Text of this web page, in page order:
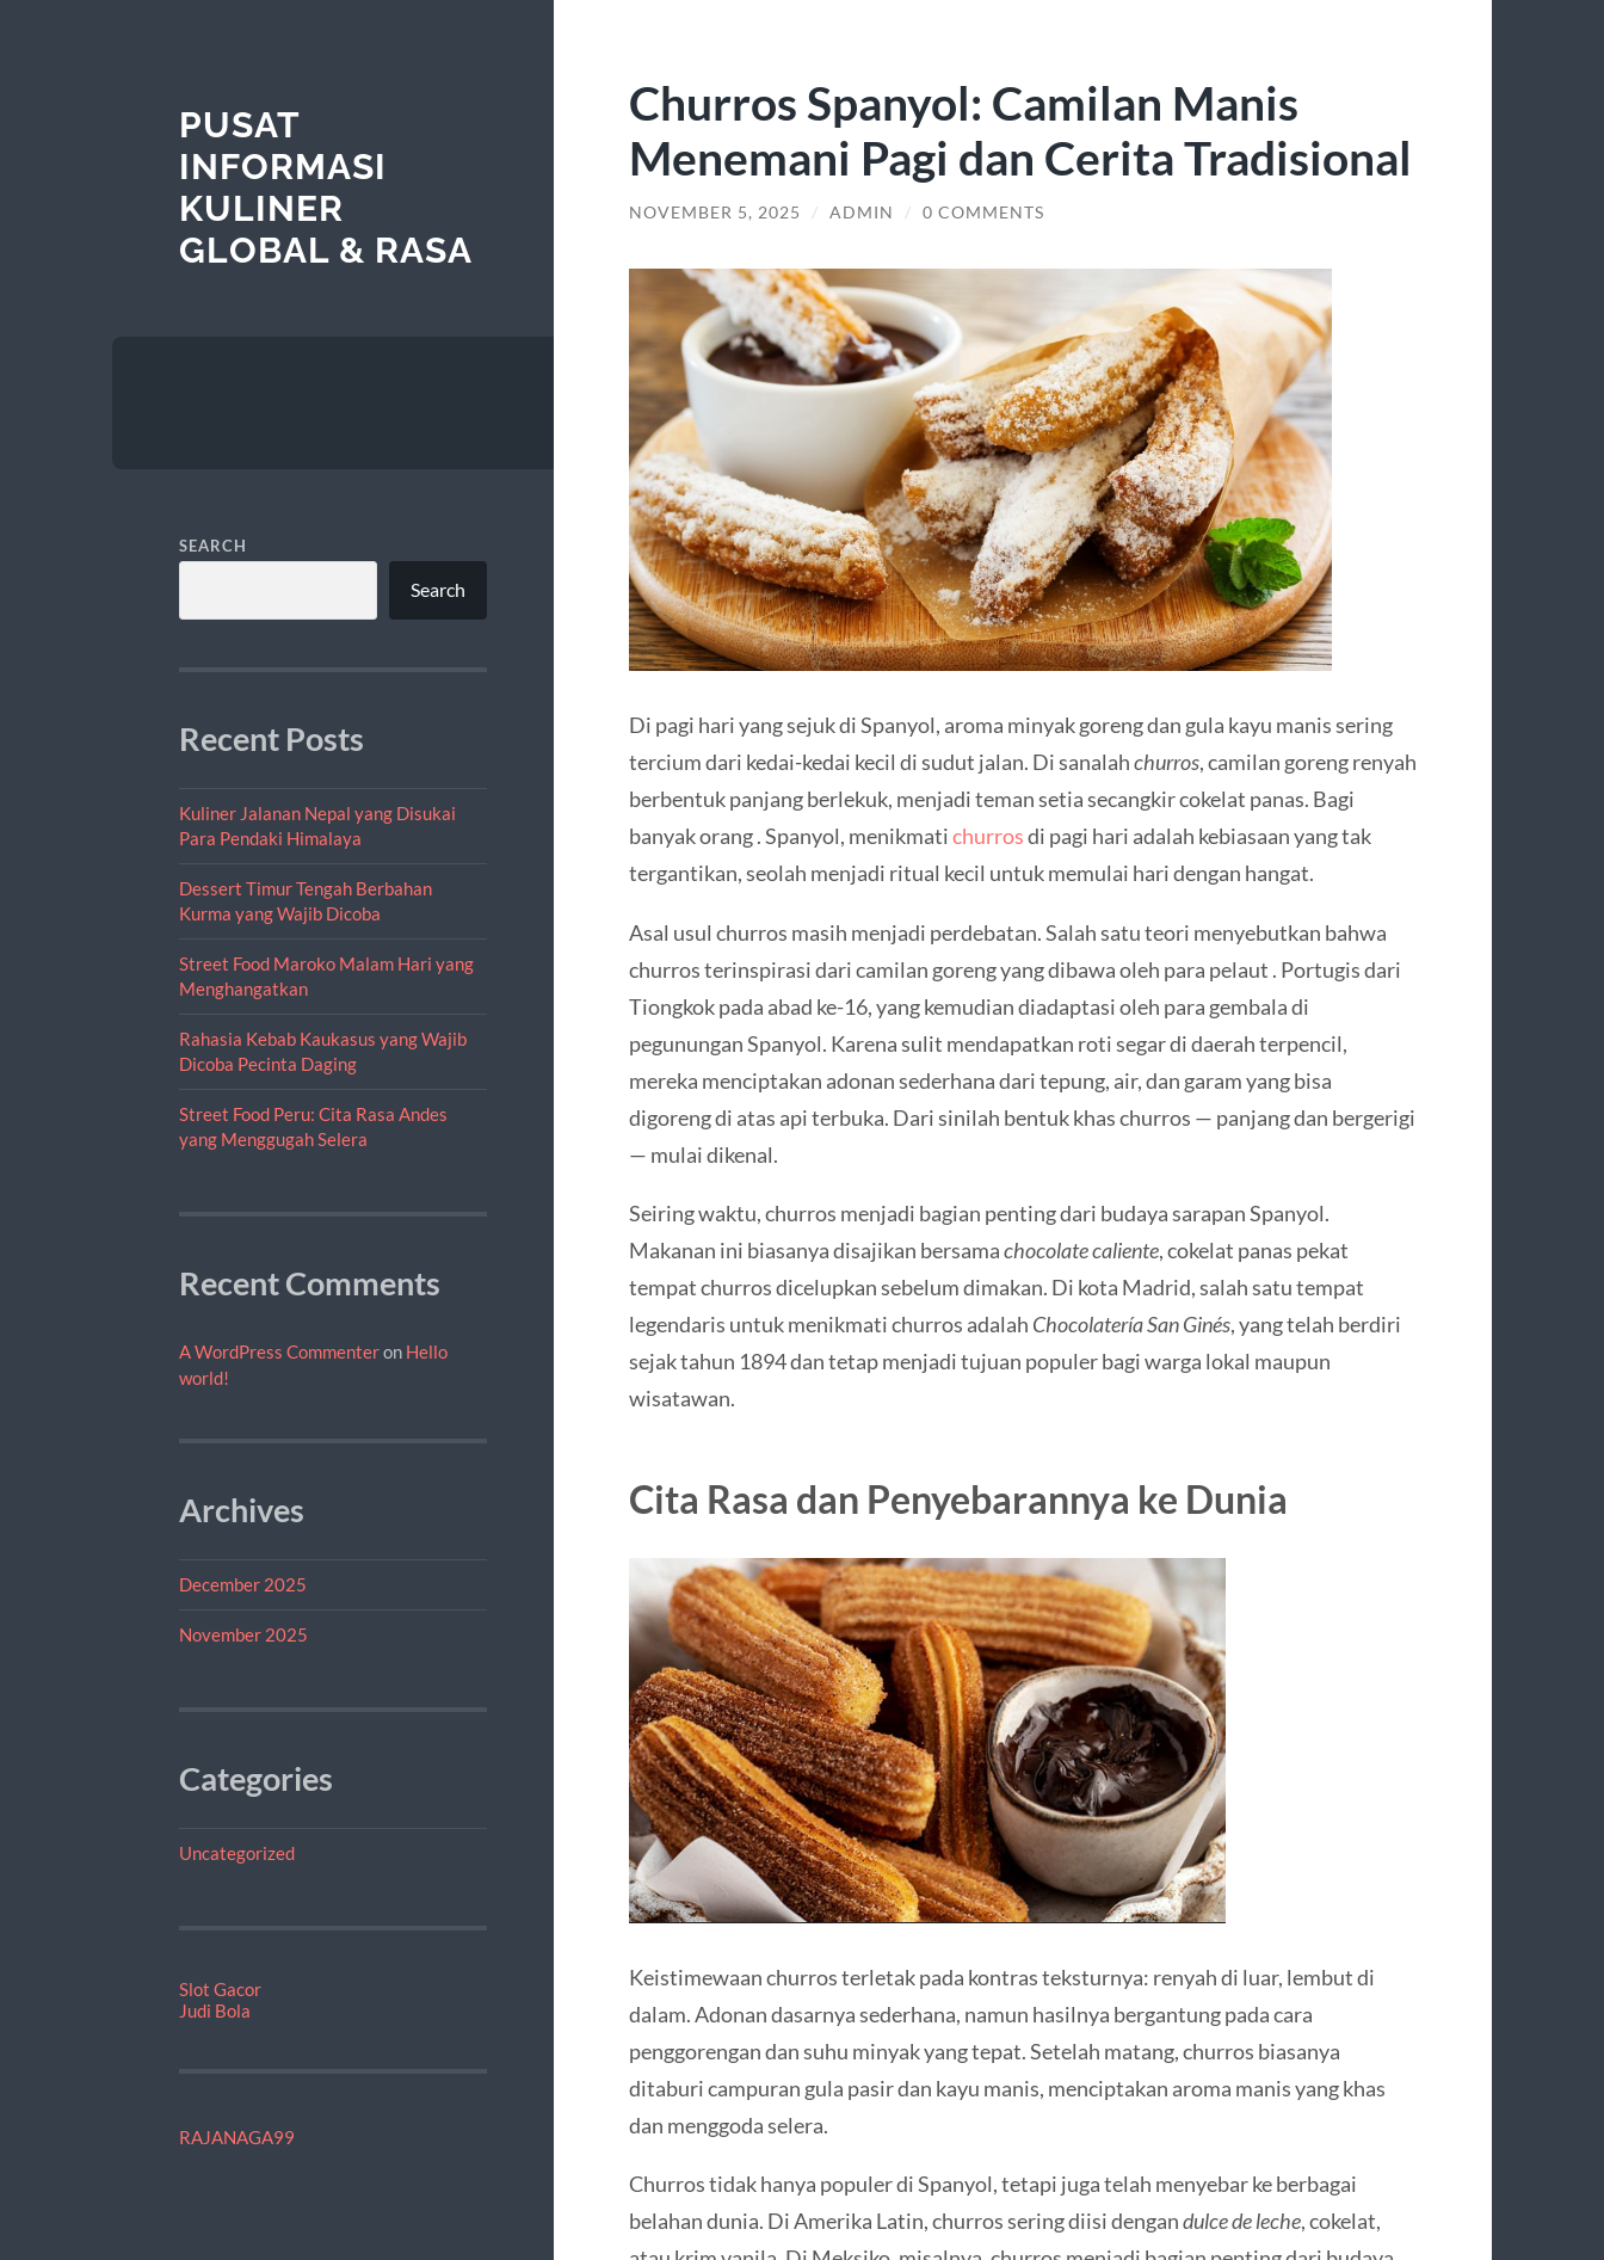
PUSAT
INFORMASI
KULINER
GLOBAL & RASA
SEARCH
Search
Recent Posts
Kuliner Jalanan Nepal yang Disukai
Para Pendaki Himalaya
Dessert Timur Tengah Berbahan
Kurma yang Wajib Dicoba
Street Food Maroko Malam Hari yang
Menghangatkan
Rahasia Kebab Kaukasus yang Wajib
Dicoba Pecinta Daging
Street Food Peru: Cita Rasa Andes
yang Menggugah Selera
Recent Comments
A WordPress Commenteron Hello
world!
Archives
December 2025
November 2025
Categories
Uncategorized
Slot Gacor
Judi Bola
RAJANAGA99
Churros Spanyol: Camilan Manis
Menemani Pagi dan Cerita Tradisional
NOVEMBER 5, 2025 / ADMIN / 0 COMMENTS
Di pagi hari yang sejuk di Spanyol, aroma minyak goreng dan gula kayu manis sering
tercium dari kedai-kedai kecil di sudut jalan. Di sanalahchurros, camilan goreng renyah
berbentuk panjang berlekuk, menjadi teman setia secangkir cokelat panas. Bagi
banyak orang . Spanyol, menikmatichurrosdi pagi hari adalah kebiasaan yang tak
tergantikan, seolah menjadi ritual kecil untuk memulai hari dengan hangat.
Asal usul churros masih menjadi perdebatan. Salah satu teori menyebutkan bahwa
churros terinspirasi dari camilan goreng yang dibawa oleh para pelaut . Portugis dari
Tiongkok pada abad ke-16, yang kemudian diadaptasi oleh para gembala di
pegunungan Spanyol. Karena sulit mendapatkan roti segar di daerah terpencil,
mereka menciptakan adonan sederhana dari tepung, air, dan garam yang bisa
digoreng di atas api terbuka. Dari sinilah bentuk khas churros — panjang dan bergerigi
— mulai dikenal.
Seiring waktu, churros menjadi bagian penting dari budaya sarapan Spanyol.
Makanan ini biasanya disajikan bersamachocolate caliente, cokelat panas pekat
tempat churros dicelupkan sebelum dimakan. Di kota Madrid, salah satu tempat
legendaris untuk menikmati churros adalah Chocolatería San Ginés, yang telah berdiri
sejak tahun 1894 dan tetap menjadi tujuan populer bagi warga lokal maupun
wisatawan.
Cita Rasa dan Penyebarannya ke Dunia
Keistimewaan churros terletak pada kontras teksturnya: renyah di luar, lembut di
dalam. Adonan dasarnya sederhana, namun hasilnya bergantung pada cara
penggorengan dan suhu minyak yang tepat. Setelah matang, churros biasanya
ditaburi campuran gula pasir dan kayu manis, menciptakan aroma manis yang khas
dan menggoda selera.
Churros tidak hanya populer di Spanyol, tetapi juga telah menyebar ke berbagai
belahan dunia. Di Amerika Latin, churros sering diisi dengandulce de leche, cokelat,